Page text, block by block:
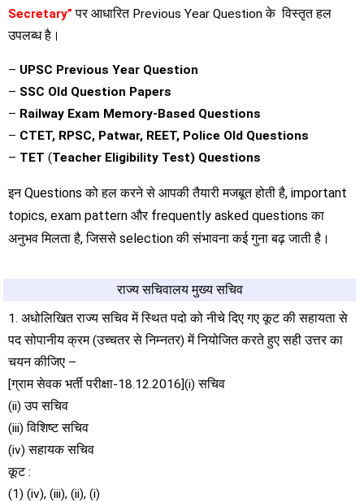
Secretary” पर आधारित Previous Year Question के विस्तृत हल
उपलब्ध है।
– UPSC Previous Year Question
– SSC Old Question Papers
– Railway Exam Memory-Based Questions
– CTET, RPSC, Patwar, REET, Police Old Questions
– TET (Teacher Eligibility Test) Questions
इन Questions को हल करने से आपकी तैयारी मजबूत होती है, important
topics, exam pattern और frequently asked questions का
अनुभव मिलता है, जिससे selection की संभावना कई गुना बढ़ जाती है।
राज्य सचिवालय मुख्य सचिव
1. अधोलिखित राज्य सचिव में स्थित पदो को नीचे दिए गए कूट की सहायता से
पद सोपानीय क्रम (उच्चतर से निम्नतर) में नियोजित करते हुए सही उत्तर का
चयन कीजिए –
[ग्राम सेवक भर्ती परीक्षा-18.12.2016](i) सचिव
(ii) उप सचिव
(iii) विशिष्ट सचिव
(iv) सहायक सचिव
कूट :
(1) (iv), (iii), (ii), (i)